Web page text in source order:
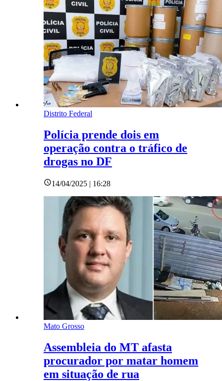
Distrito Federal
Polícia prende dois em
operação contra o tráfico de
drogas no DF
14/04/2025 | 16:28
Mato Grosso
Assembleia do MT afasta
procurador por matar homem
em situação de rua